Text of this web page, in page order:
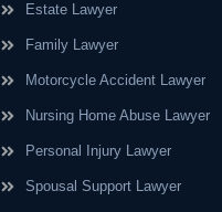
Estate Lawyer
Family Lawyer
Motorcycle Accident Lawyer
Nursing Home Abuse Lawyer
Personal Injury Lawyer
Spousal Support Lawyer